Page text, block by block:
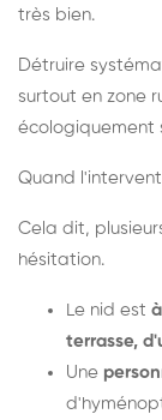
très bien.
Détruire
surtout en zone
écologiquement
Quand
Cela dit,
hésitation.
Le nid est
terrasse,
Une